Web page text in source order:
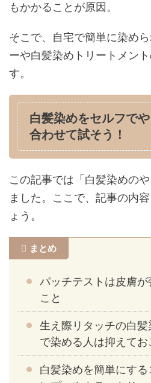
もかかることが原因。
そこで、自宅で簡単に染め
ーや白髪染めトリートメン
す。
白髪染めをセルフで
合わせて試そう！
この記事では「白髪染めの
ました。ここで、記事の内
ょう。
まとめ
パッチテストは皮膚が
こと
生え際リタッチの白
で染める人は抑えてお
白髪染めを簡単にす